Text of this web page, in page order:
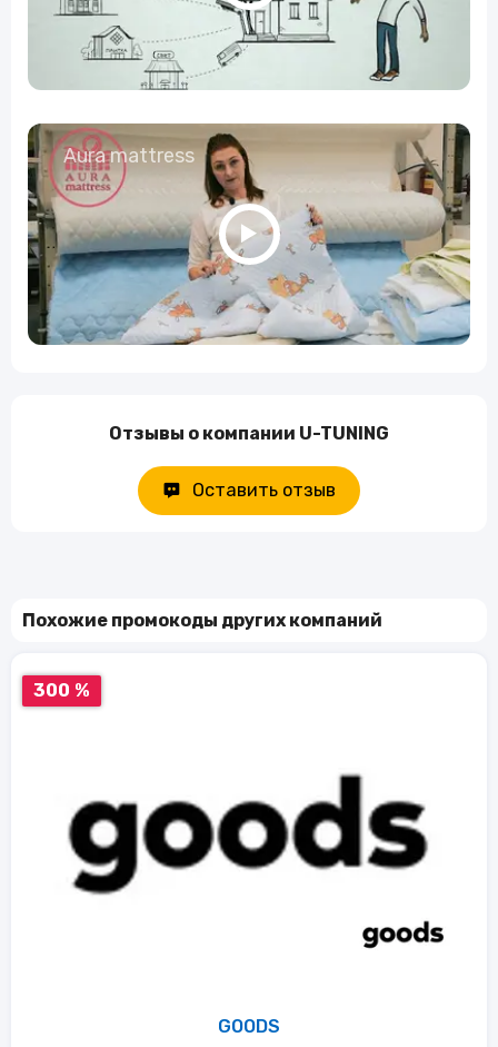
Aura mattress
Отзывы о компании U-TUNING
Оставить отзыв
Похожие промокоды других компаний
300 %
GOODS